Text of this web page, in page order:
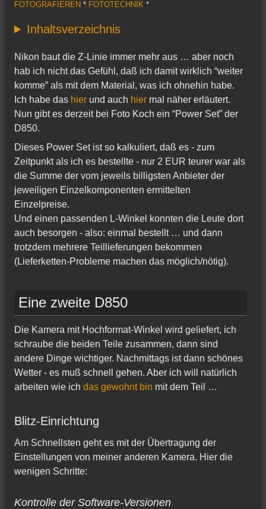
FOTOGRAFIEREN * FOTOTECHNIK *
Inhaltsverzeichnis
Nikon baut die Z-Linie immer mehr aus … aber noch
hab ich nicht das Gefühl, daß ich damit wirklich “weiter
komme” als mit dem Material, was ich ohnehin habe.
Ich habe das hier und auch hier mal näher erläutert.
Nun gibt es derzeit bei Foto Koch ein “Power Set” der
D850.
Dieses Power Set ist so kalkuliert, daß es - zum
Zeitpunkt als ich es bestellte - nur 2 EUR teurer war als
die Summe der vom jeweils billigsten Anbieter der
jeweiligen Einzelkomponenten ermittelten
Einzelpreise.
Und einen passenden L-Winkel konnten die Leute dort
auch besorgen - also: einmal bestellt … und dann
trotzdem mehrere Teillieferungen bekommen
(Lieferketten-Probleme machen das möglich/nötig).
Eine zweite D850
Die Kamera mit Hochformat-Winkel wird geliefert, ich
schraube die beiden Teile zusammen, dann sind
andere Dinge wichtiger. Nachmittags ist dann schönes
Wetter - es muß schnell gehen. Aber ich will natürlich
arbeiten wie ich das gewohnt bin mit dem Teil …
Blitz-Einrichtung
Am Schnellsten geht es mit der Übertragung der
Einstellungen von meiner anderen Kamera. Hier die
wenigen Schritte:
Kontrolle der Software-Versionen